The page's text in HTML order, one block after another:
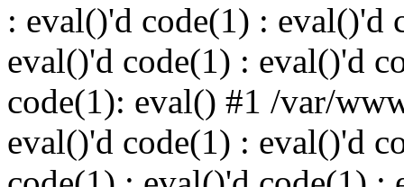
: eval()'d code(1) : eval()'d
eval()'d code(1) : eval()'d
code(1): eval() #1 /var/
eval()'d code(1) : eval()'d